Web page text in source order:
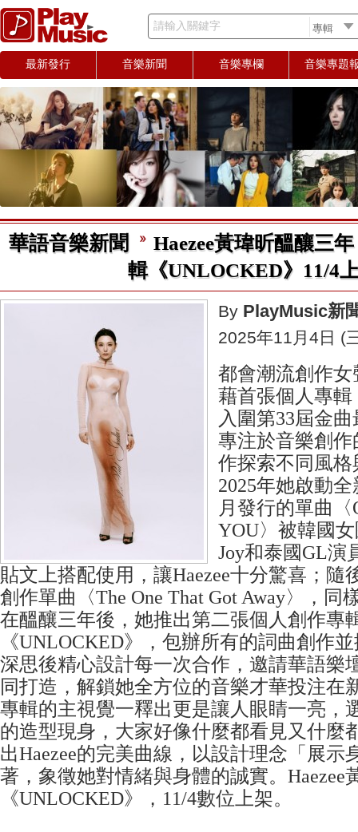
請輸入關鍵字
最新發行 音樂新聞 音樂專欄 音樂專題
華語音樂新聞
Haezee黃瑋昕醞釀三
輯《UNLOCKED》11/4
By PlayMusic新
2025年11月4日 (
都會潮流創作女
藉首張個人專
入圍第33屆金
專注於音樂創
作探索不同風
2025年她啟動
月發行的單曲
YOU〉被韓國女
Joy和泰國GL演
貼文上搭配使用，讓Haezee十分驚喜；隨
創作單曲〈The One That Got Away〉，同
在醞釀三年後，她推出第二張個人創作專
《UNLOCKED》，包辦所有的詞曲創作
深思後精心設計每一次合作，邀請華語樂
同打造，解鎖她全方位的音樂才華投注在
專輯的主視覺一釋出更是讓人眼睛一亮，
的造型現身，大家好像什麼都看見又什麼
出Haezee的完美曲線，以設計理念「展示
著，象徵她對情緒與身體的誠實。Haezee
《UNLOCKED》，11/4數位上架。